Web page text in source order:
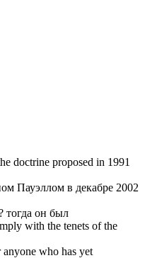
doctrine proposed in 1991
Пауэллом в декабре 2002
тогда он был
with the tenets of the
who has yet